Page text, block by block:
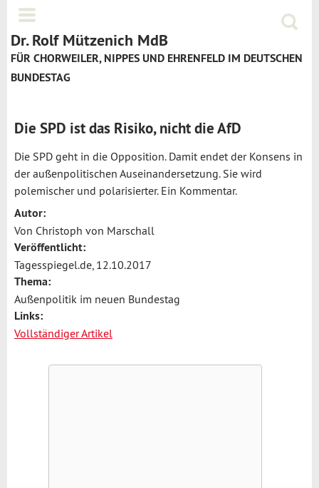
Dr. Rolf Mützenich MdB
FÜR CHORWEILER, NIPPES UND EHRENFELD IM DEUTSCHEN
BUNDESTAG
Die SPD ist das Risiko, nicht die AfD
Die SPD geht in die Opposition. Damit endet der Konsens in
der außenpolitischen Auseinandersetzung. Sie wird
polemischer und polarisierter. Ein Kommentar.
Autor:
Von Christoph von Marschall
Veröffentlicht:
Tagesspiegel.de, 12.10.2017
Thema:
Außenpolitik im neuen Bundestag
Links:
Vollständiger Artikel